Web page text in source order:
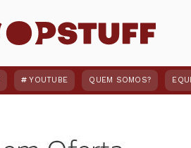
YOUTUBE QUEM SOMOS?